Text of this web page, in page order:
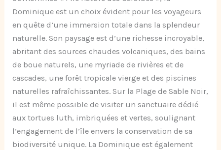
Dominique est un choix évident pour les voyageurs
en quête d’une immersion totale dans la splendeur
naturelle. Son paysage est d’une richesse incroyable,
abritant des sources chaudes volcaniques, des bains
de boue naturels, une myriade de rivières et de
cascades, une forêt tropicale vierge et des piscines
naturelles rafraîchissantes. Sur la Plage de Sable Noir,
il est même possible de visiter un sanctuaire dédié
aux tortues luth, imbriquées et vertes, soulignant
l’engagement de l’île envers la conservation de sa
biodiversité unique. La Dominique est également